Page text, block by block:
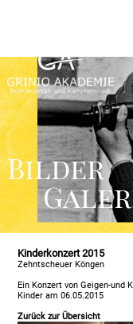
Bilder
Kinderkonzert 2015
Zehntscheuer Köngen
Ein Konzert von Geigen-und
Kinder am 06.05.2015
Zurück zur Übersicht